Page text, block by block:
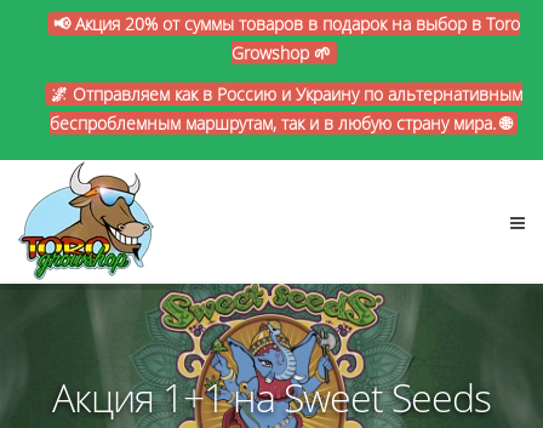
📢 Акция 20% от суммы товаров в подарок на выбор в Toro
Growshop 🌱
🌌 Отправляем как в Россию и Украину по альтернативным
беспроблемным маршрутам, так и в любую страну мира. 🌐
Акция 1+1 на Sweet Seeds